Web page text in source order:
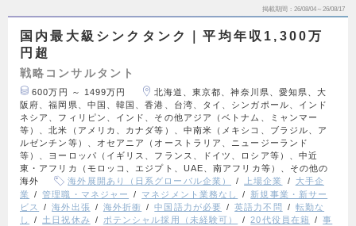
掲載期間 26/08/04～26/08/17
国内最大級シンクタンク｜平均年収1,300万
円超
戦略コンサルタント
600万円 ～ 1499万円
北海道、東京都、神奈川県、愛知県、大
阪府、福岡県、中国、韓国、香港、台湾、タイ、シンガポール、インド
ネシア、フィリピン、インド、その他アジア（ベトナム、ミャンマー
等）、北米（アメリカ、カナダ等）、中南米（メキシコ、ブラジル、ア
ルゼンチン等）、オセアニア（オーストラリア、ニュージーランド
等）、ヨーロッパ（イギリス、フランス、ドイツ、ロシア等）、中近
東・アフリカ（モロッコ、エジプト、UAE、南アフリカ等）、その他の
海外
海外展開あり（日系グローバル企業） 上場企業
大手企
業
管理職・マネジャー マネジメント業務なし
新規事業・新サー
ビス
海外出張 海外折衝 中国語力が必要 英語力不問
転勤な
し
土日祝休み ポテンシャル採用（未経験可） 20代役員在籍
事